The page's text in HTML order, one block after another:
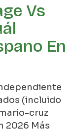
Vs
En
(incluido
cruz
2026 Más